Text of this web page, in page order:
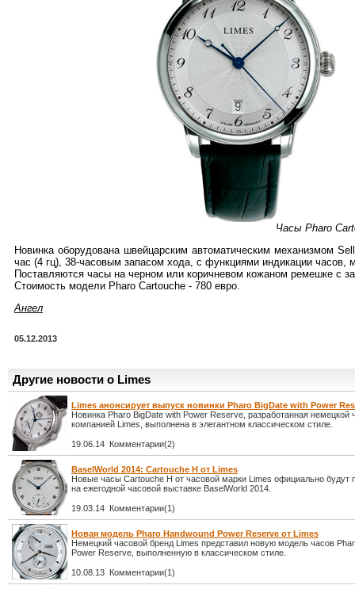
Часы Pharo
Новинка оборудована швейцарским автоматическим механизмом
час (4 гц), 38-часовым запасом хода, с функциями индикации часов,
Поставляются часы на черном или коричневом кожаном ремешке с
Стоимость модели Pharo Cartouche - 780 евро.
Ангел
05.12.2013
Другие новости о Limes
Limes анонсирует выпуск новинки Pharo BigDate with Power
Новинка Pharo BigDate with Power Reserve, разработанная немецкой
компанией Limes, выполнена в элегантном классическом стиле.
19.06.14 Комментарии(2)
BaselWorld 2014: Cartouche H от Limes
Новые часы Cartouche H от часовой марки Limes официально будут
на ежегодной часовой выставке BaselWorld 2014.
19.03.14 Комментарии(1)
Новая модель Pharo Handwound Power Reserve от Limes
Немецкий часовой бренд Limes представил новую модель часов
Power Reserve, выполненную в классическом стиле.
10.08.13 Комментарии(1)